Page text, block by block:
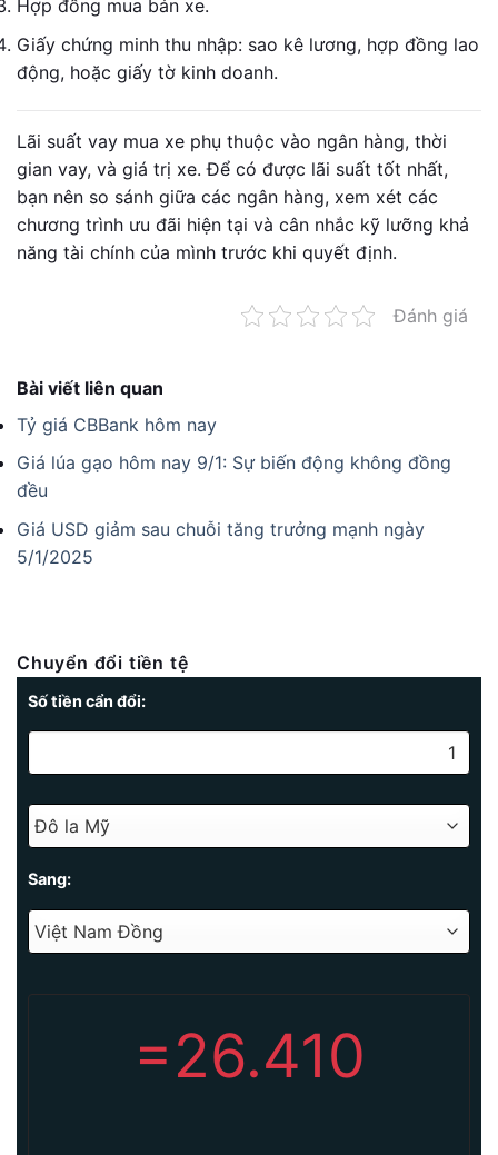
Hợp đồng mua bán xe.
Giấy chứng minh thu nhập: sao kê lương, hợp đồng lao
động, hoặc giấy tờ kinh doanh.
Lãi suất vay mua xe phụ thuộc vào ngân hàng, thời
gian vay, và giá trị xe. Để có được lãi suất tốt nhất,
bạn nên so sánh giữa các ngân hàng, xem xét các
chương trình ưu đãi hiện tại và cân nhắc kỹ lưỡng khả
năng tài chính của mình trước khi quyết định.
Đánh giá
Bài viết liên quan
Tỷ giá CBBank hôm nay
Giá lúa gạo hôm nay 9/1: Sự biến động không đồng
đều
Giá USD giảm sau chuỗi tăng trưởng mạnh ngày
5/1/2025
Chuyển đổi tiền tệ
Số tiền cẩn đổi:
Sang:
=26.410